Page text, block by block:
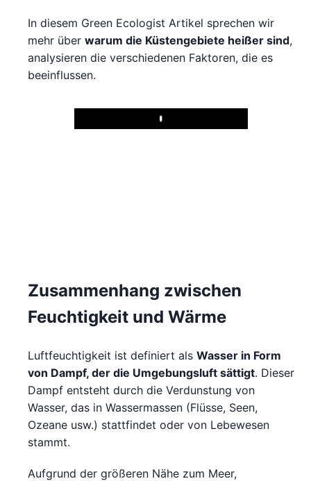
In diesem Green Ecologist Artikel sprechen wir
mehr über warum die Küstengebiete heißer sind,
analysieren die verschiedenen Faktoren, die es
beeinflussen.
Play
Zusammenhang zwischen
Feuchtigkeit und Wärme
Luftfeuchtigkeit ist definiert als Wasser in Form
von Dampf, der die Umgebungsluft sättigt. Dieser
Dampf entsteht durch die Verdunstung von
Wasser, das in Wassermassen (Flüsse, Seen,
Ozeane usw.) stattfindet oder von Lebewesen
stammt.
Aufgrund der größeren Nähe zum Meer,